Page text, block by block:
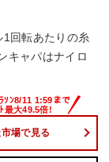
回転あたりの糸
キャパはナイロ
場で見る